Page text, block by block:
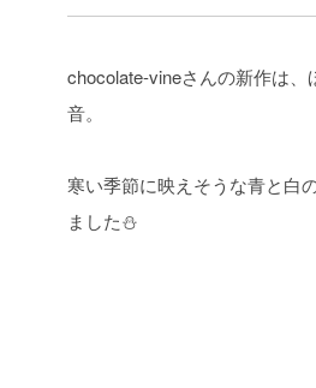
chocolate-vineさんの新作は、
音。
寒い季節に映えそうな青と白
ました⛄